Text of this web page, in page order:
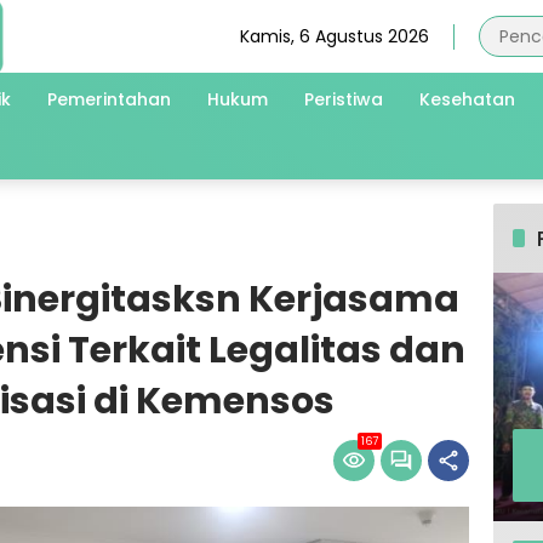
Kamis, 6 Agustus 2026
Pemerintahan Hukum Peristiwa Kesehatan
Kerjasama
Terkait Legalitas dan
di Kemensos
167